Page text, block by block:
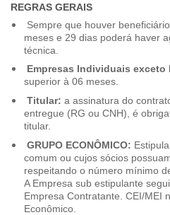
REGRAS GERAIS
Sempre que houver
meses e 29 dias poderá haver
técnica.
Empresas Individuais exceto
superior à 06 meses.
Titular: a assinatura do
entregue (RG ou CNH), é
titular.
GRUPO ECONÔMICO:
comum ou cujos sócios
respeitando o número mínimo
A Empresa sub estipulante
Empresa Contratante. CEI/MEI
Econômico.